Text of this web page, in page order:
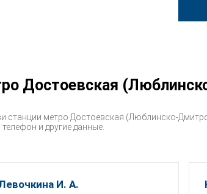
Достоевская
метро Достоевская (Люблинско-
и другие данные.
И. А.